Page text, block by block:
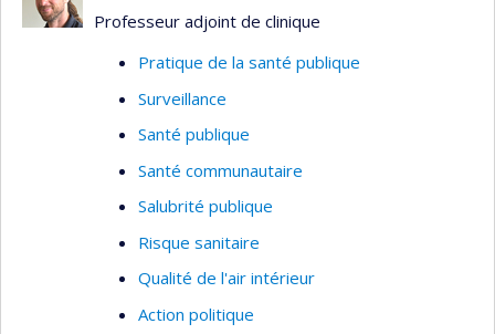
Professeur adjoint de clinique
Pratique de la santé publique
Surveillance
Santé publique
Santé communautaire
Salubrité publique
Risque sanitaire
Qualité de l'air intérieur
Action politique